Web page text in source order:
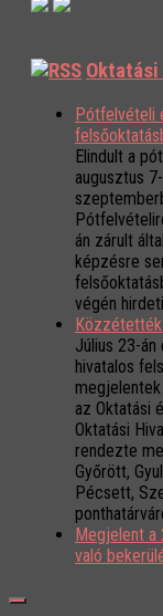
Oktatási
Pótfelvételi
Elindult a
augusztus
án zárult
képzésre
végén
Július 23-
hivatalos
az Oktatási
Oktatási
rendezte
Győrött,
Pécsett,
Megjelent a
való